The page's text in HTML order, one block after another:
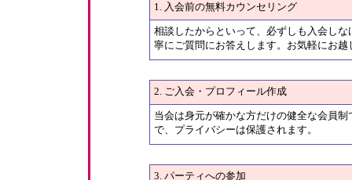
1. 入会前の無料カウンセリング
相談したからといって、必ずしも入会し
寧にご質問にお答えします。お気軽にお越
2. ご入会・プロフィール作成
当会は身元が確かな方だけの健全な会員
で、プライバシーは保護されます。
3. パーティへの参加